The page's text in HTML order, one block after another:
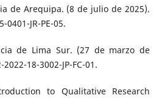
de Arequipa. (8 de julio de 2025).
0401-JR-PE-05.
de Lima Sur. (27 de marzo de
18-3002-JP-FC-01.
to Qualitative Research